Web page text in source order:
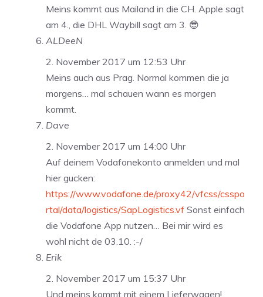
Meins kommt aus Mailand in die CH. Apple sagt
am 4., die DHL Waybill sagt am 3. 😎
ALDeeN
2. November 2017 um 12:53 Uhr
Meins auch aus Prag. Normal kommen die ja
morgens… mal schauen wann es morgen
kommt.
Dave
2. November 2017 um 14:00 Uhr
Auf deinem Vodafonekonto anmelden und mal
hier gucken:
https://www.vodafone.de/proxy42/vfcss/csspo
rtal/data/logistics/SapLogistics.vf Sonst einfach
die Vodafone App nutzen… Bei mir wird es
wohl nicht de 03.10. :-/
Erik
2. November 2017 um 15:37 Uhr
Und meins kommt mit einem Lieferwagen!